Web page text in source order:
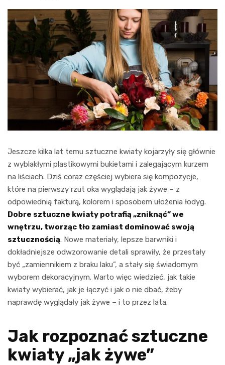
Jeszcze kilka lat temu sztuczne kwiaty kojarzyły się głównie
z wyblakłymi plastikowymi bukietami i zalegającym kurzem
na liściach. Dziś coraz częściej wybiera się kompozycje,
które na pierwszy rzut oka wyglądają jak żywe – z
odpowiednią fakturą, kolorem i sposobem ułożenia łodyg.
Dobre sztuczne kwiaty potrafią „zniknąć” we
wnętrzu, tworząc tło zamiast dominować swoją
sztucznością. Nowe materiały, lepsze barwniki i
dokładniejsze odwzorowanie detali sprawiły, że przestały
być „zamiennikiem z braku laku”, a stały się świadomym
wyborem dekoracyjnym. Warto więc wiedzieć, jak takie
kwiaty wybierać, jak je łączyć i jak o nie dbać, żeby
naprawdę wyglądały jak żywe – i to przez lata.
Jak rozpoznać sztuczne
kwiaty „jak żywe”